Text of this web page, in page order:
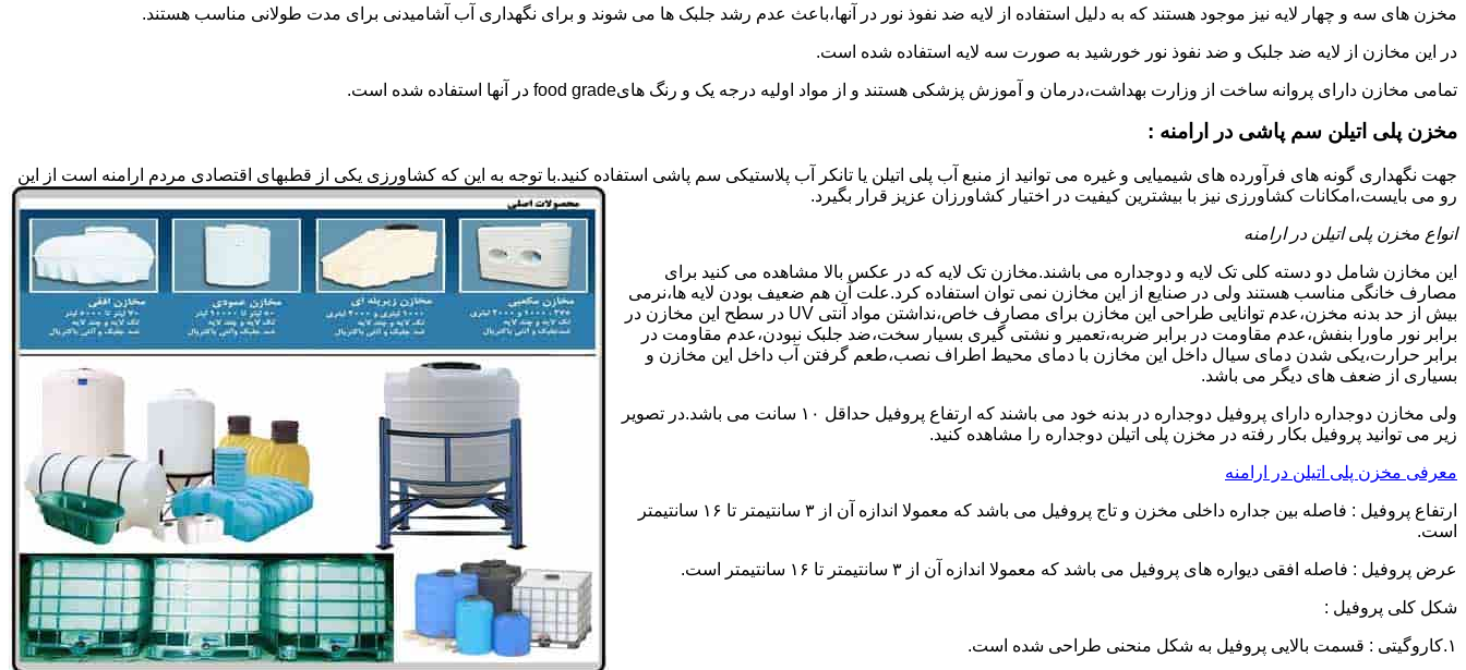
مخزن های سه و چهار لایه نیز موجود هستند که به دلیل استفاده از لایه ضد نفوذ نور در آنها،باعث عدم رشد جلبک ها می شوند و برای نگهداری آب آشامیدنی برای مدت طولانی مناسب هستند.
در این مخازن از لایه ضد جلبک و ضد نفوذ نور خورشید به صورت سه لایه استفاده شده است.
تمامی مخازن دارای پروانه ساخت از وزارت بهداشت،درمان و آموزش پزشکی هستند و از مواد اولیه درجه یک و رنگ هایfood grade در آنها استفاده شده است.
مخزن پلی اتیلن سم پاشی در ارامنه :
جهت نگهداری گونه های فرآورده های شیمیایی و غیره می توانید از منبع آب پلی اتیلن یا تانکر آب پلاستیکی سم پاشی استفاده کنید.با توجه به این که کشاورزی یکی از قطبهای اقتصادی مردم ارامنه است از این
رو می بایست،امکانات کشاورزی نیز با بیشترین کیفیت در اختیار کشاورزان عزیز قرار بگیرد.
انواع مخزن پلی اتیلن در ارامنه
این مخازن شامل دو دسته کلی تک لایه و دوجداره می باشند.مخازن تک لایه که در عکس بالا مشاهده می کنید برای
مصارف خانگی مناسب هستند ولی در صنایع از این مخازن نمی توان استفاده کرد.علت آن هم ضعیف بودن لایه ها،نرمی
بیش از حد بدنه مخزن،عدم توانایی طراحی این مخازن برای مصارف خاص،نداشتن مواد آنتی UV در سطح این مخازن در
برابر نور ماورا بنفش،عدم مقاومت در برابر ضربه،تعمیر و نشتی گیری بسیار سخت،ضد جلبک نبودن،عدم مقاومت در
برابر حرارت،یکی شدن دمای سیال داخل این مخازن با دمای محیط اطراف نصب،طعم گرفتن آب داخل این مخازن و
بسیاری از ضعف های دیگر می باشد.
ولی مخازن دوجداره دارای پروفیل دوجداره در بدنه خود می باشند که ارتفاع پروفیل حداقل ۱۰ سانت می باشد.در تصویر
زیر می توانید پروفیل بکار رفته در مخزن پلی اتیلن دوجداره را مشاهده کنید.
معرفی مخزن پلی اتیلن در ارامنه
ارتفاع پروفیل : فاصله بین جداره داخلی مخزن و تاج پروفیل می باشد که معمولا اندازه آن از ۳ سانتیمتر تا ۱۶ سانتیمتر
است.
عرض پروفیل : فاصله افقی دیواره های پروفیل می باشد که معمولا اندازه آن از ۳ سانتیمتر تا ۱۶ سانتیمتر است.
شکل کلی پروفیل :
۱.کاروگیتی : قسمت بالایی پروفیل به شکل منحنی طراحی شده است.